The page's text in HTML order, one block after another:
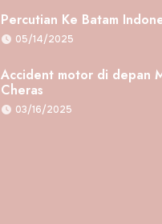
Percutian Ke Batam
05/14/2025
Accident motor di depan
Cheras
03/16/2025